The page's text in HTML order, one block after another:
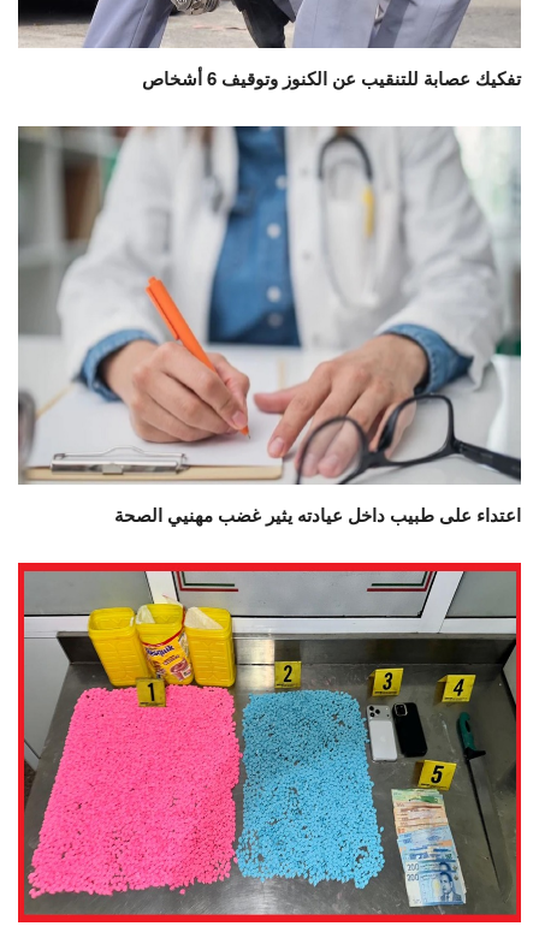
تفكيك عصابة للتنقيب عن الكنوز وتوقيف 6 أشخاص
اعتداء على طبيب داخل عيادته يثير غضب مهنيي الصحة